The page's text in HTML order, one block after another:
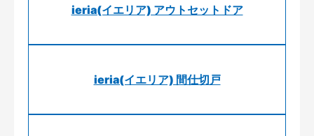
ieria(イエリア) アウトセットドア
ieria(イエリア) 間仕切戸